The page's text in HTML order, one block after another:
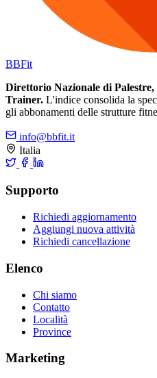
BBFit
Direttorio Nazionale di
Trainer. L'indice consolida la
gli abbonamenti delle strutture
info@bbfit.it
Italia
Supporto
Richiedi aggiornamento
Aggiungi nuova attività
Richiedi cancellazione
Elenco
Chi siamo
Contatto
Località
Province
Marketing